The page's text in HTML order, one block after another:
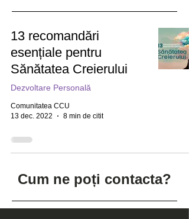
13 recomandări
esențiale pentru
Sănătatea Creierului
Dezvoltare Personală
Comunitatea CCU
13 dec. 2022
8 min de citit
Cum ne poți contacta?